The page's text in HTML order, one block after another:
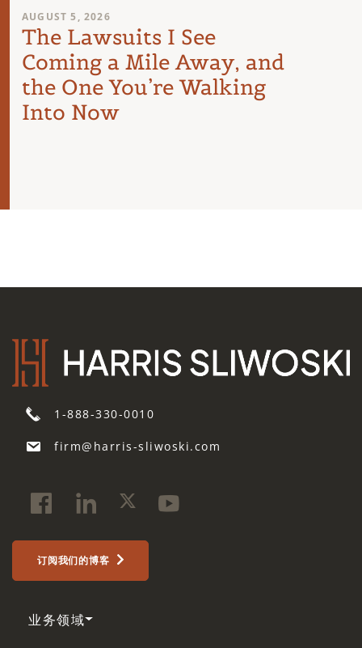
AUGUST 5, 2026
The Lawsuits I See
Coming a Mile Away, and
the One You’re Walking
Into Now
1-888-330-0010
firm@harris-sliwoski.com
订阅我们的博客
业务领域